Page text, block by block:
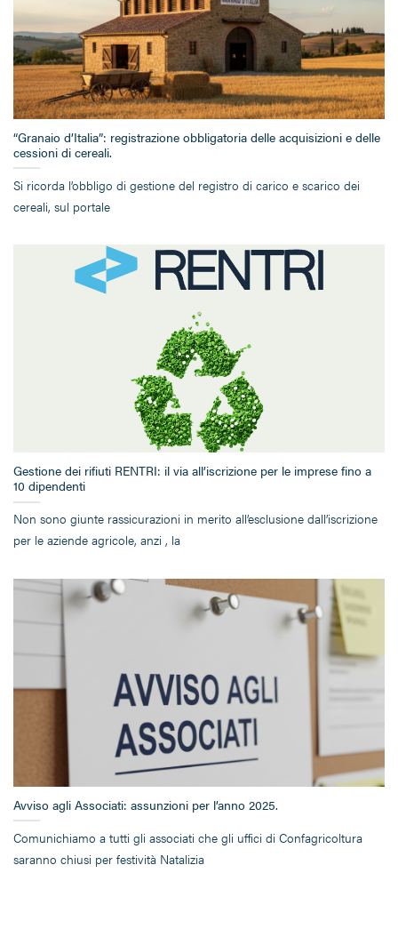
“Granaio d’Italia”: registrazione obbligatoria delle acquisizioni e delle
cessioni di cereali.
Si ricorda l’obbligo di gestione del registro di carico e scarico dei
cereali, sul portale
Gestione dei rifiuti RENTRI: il via all’iscrizione per le imprese fino a
10 dipendenti
Non sono giunte rassicurazioni in merito all’esclusione dall’iscrizione
per le aziende agricole, anzi , la
Avviso agli Associati: assunzioni per l’anno 2025.
Comunichiamo a tutti gli associati che gli uffici di Confagricoltura
saranno chiusi per festività Natalizia